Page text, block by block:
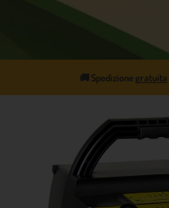
🚚 Spedizione gratuita